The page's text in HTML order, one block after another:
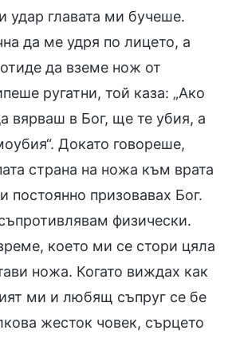
удар главата ми бучеше.
да ме удря по лицето, а
да вземе нож от
ругатни, той каза: „Ако
вярваш в Бог, ще те убия, а
Докато говореше,
страна на ножа към врата
постоянно призовавах Бог.
физически.
което ми се стори цяла
ножа. Когато виждах как
ми и любящ съпруг се бе
жесток човек, сърцето